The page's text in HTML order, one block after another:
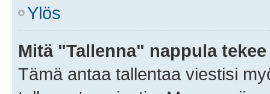
Ylös
Mitä "Tallenna" nappula
Tämä antaa tallentaa viestisi